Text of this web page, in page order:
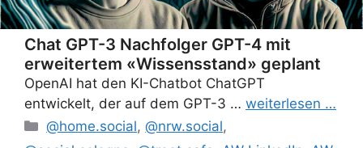
Chat GPT-3 Nachfolger GPT-4 mit
erweitertem «Wissensstand» geplant
OpenAI hat den KI-Chatbot ChatGPT
entwickelt, der auf dem GPT-3 … weiterlesen …
Categories
@home.social,@nrw.social,